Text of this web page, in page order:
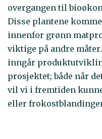
overgangen til
Disse plantene
innenfor grønn
viktige på andre
inngår
prosjektet; både når
vil vi i fremtiden
eller